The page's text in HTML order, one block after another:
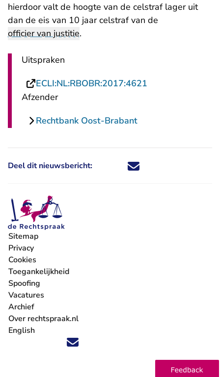
hierdoor valt de hoogte van de celstraf lager uit
dan de eis van 10 jaar celstraf van de
officier van justitie.
Uitspraken
ECLI:NL:RBOBR:2017:4621
Afzender
Rechtbank Oost-Brabant
Deel dit nieuwsbericht: Deel dit nieuwsbericht via X -
Deel dit nieuwsbericht via
Deel dit nieuwsbericht
Deel dit
Volg ons op X (Twitter) - U verlaat Rechtspraak.nl
Volg ons op Facebook - U verlaat Rechtspraak.nl
Volg ons op Instagram - U verlaat Rechtspraak.nl
Volg ons op Youtube - U verlaat Rechtspraak.nl
Volg ons op LinkedIn - U verlaat
'Blijf op de hoogte' nieuwsbrief - U verlaat
Sitemap
Privacy
Cookies
Toegankelijkheid
Spoofing
Vacatures
- U verlaat Rechtspraak.nl
Archief
Over rechtspraak.nl
English